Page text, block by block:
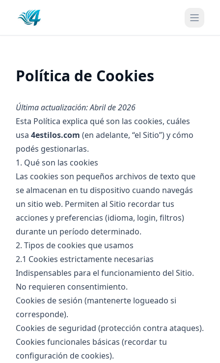
Política de Cookies
Última actualización: Abril de 2026
Esta Política explica qué son las cookies, cuáles
usa 4estilos.com (en adelante, “el Sitio”) y cómo
podés gestionarlas.
1. Qué son las cookies
Las cookies son pequeños archivos de texto que
se almacenan en tu dispositivo cuando navegás
un sitio web. Permiten al Sitio recordar tus
acciones y preferencias (idioma, login, filtros)
durante un período determinado.
2. Tipos de cookies que usamos
2.1 Cookies estrictamente necesarias
Indispensables para el funcionamiento del Sitio.
No requieren consentimiento.
Cookies de sesión (mantenerte logueado si
corresponde).
Cookies de seguridad (protección contra ataques).
Cookies funcionales básicas (recordar tu
configuración de cookies).